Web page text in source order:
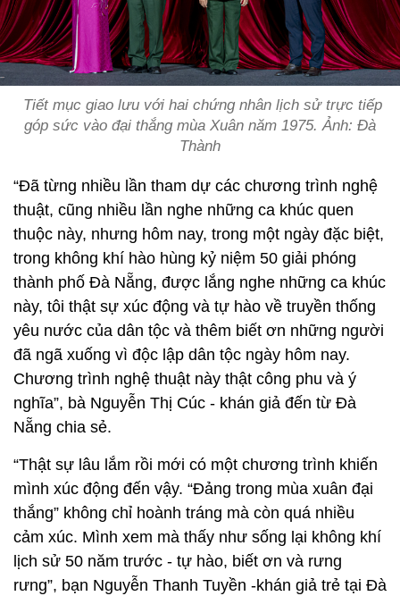
Tiết mục giao lưu với hai chứng nhân lịch sử trực tiếp
góp sức vào đại thắng mùa Xuân năm 1975. Ảnh: Đà
Thành
“Đã từng nhiều lần tham dự các chương trình nghệ
thuật, cũng nhiều lần nghe những ca khúc quen
thuộc này, nhưng hôm nay, trong một ngày đặc biệt,
trong không khí hào hùng kỷ niệm 50 giải phóng
thành phố Đà Nẵng, được lắng nghe những ca khúc
này, tôi thật sự xúc động và tự hào về truyền thống
yêu nước của dân tộc và thêm biết ơn những người
đã ngã xuống vì độc lập dân tộc ngày hôm nay.
Chương trình nghệ thuật này thật công phu và ý
nghĩa”, bà Nguyễn Thị Cúc - khán giả đến từ Đà
Nẵng chia sẻ.
“Thật sự lâu lắm rồi mới có một chương trình khiến
mình xúc động đến vậy. “Đảng trong mùa xuân đại
thắng” không chỉ hoành tráng mà còn quá nhiều
cảm xúc. Mình xem mà thấy như sống lại không khí
lịch sử 50 năm trước - tự hào, biết ơn và rưng
rưng”, bạn Nguyễn Thanh Tuyền -khán giả trẻ tại Đà